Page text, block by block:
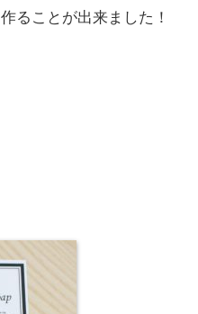
ることが出来ました！